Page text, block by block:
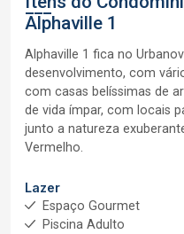
Alphaville 1
Alphaville 1 fica no
desenvolvimento, com
com casas belíssimas de
de vida ímpar, com locais
junto a natureza
Vermelho.
Lazer
Espaço Gourmet
Piscina Adulto